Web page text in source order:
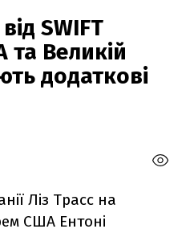
SWIFT
Великій
додаткові
Ліз Трасс на
США Ентоні